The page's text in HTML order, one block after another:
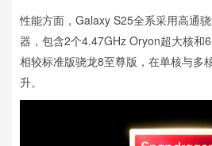
性能方面，Galaxy S25全系采用高通
器，包含2个4.47GHz Oryon超大核和
相较标准版骁龙8至尊版，在单核与多
升。